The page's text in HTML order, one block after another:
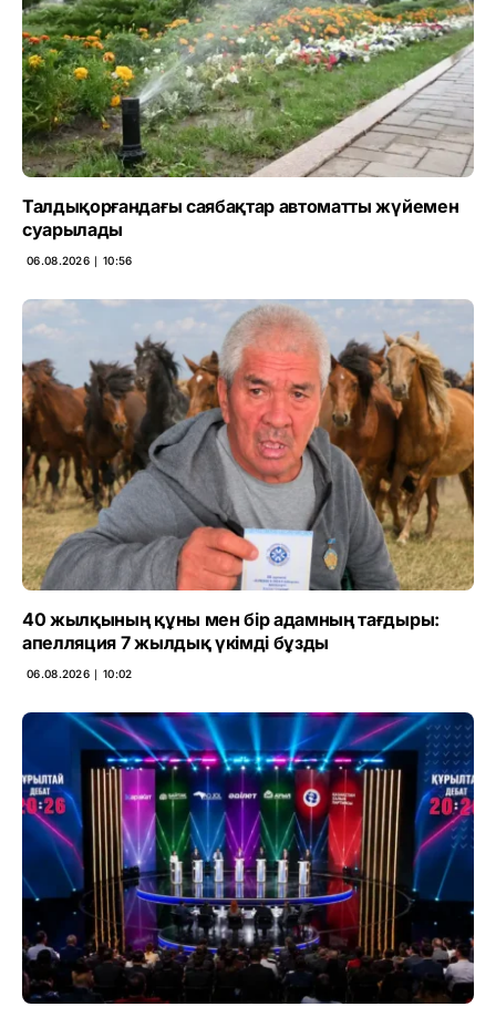
Талдықорғандағы саябақтар автоматты жүйемен
суарылады
06.08.2026 ∣ 10:56
40 жылқының құны мен бір адамның тағдыры:
апелляция 7 жылдық үкімді бұзды
06.08.2026 ∣ 10:02